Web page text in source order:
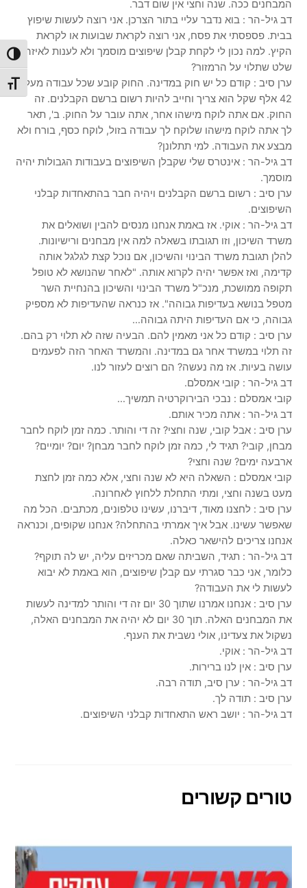
מתג
המבחנים ככה. שנה וחצי אין שום דבר.
דב גיל-הר : בוא נדבר עליי בתור הצרכן. אני רוצה לעשות שיפוץ
בבית. פספסתי את פסח, אני רוצה לקראת שבועות או לקראת
הקיץ. למה נכון לי לקחת קבלן שיפוצים מוסמך ולא לענות לאיזה
שלט שתלוי על הרמזור?
ערן סיב : קודם כל יש חוק במדינה. החוק קובע שכל עבודה מעל
42 אלף שקל הוא צריך וחייב להיות רשום ברשם הקבלנים. זה
החוק. אם אתה לוקח מישהו אחר, אתה עובר על החוק. ב', תאר
לך אתה לוקח מישהו שלוקח לך עבודה בזול, לוקח כסף, בורח ולא
מבצע את העבודה. למי תתלונן?
דב גיל-הר : אינטרס שלי שקבלן השיפוצים בעבודות הגבולות יהיה
מוסמך.
ערן סיב : רשום ברשם הקבלנים ויהיה חבר בהתאחדות קבלני
השיפוצים.
דב גיל-הר : אוקי. אז באמת אנחנו מנסים להבין ושואלים את
משרד השיכון, וזו תגובתו בשאלה למה אין מבחנים ורישיונות.
להלן תגובת משרד הבינוי והשיכון, אם נוכל קצת לגלגל אותה
קדימה, ואז אפשר יהיה לקרוא אותה. "לאחר שהנושא לא טופל
תקופה ממושכת, מנכ"ל משרד הבינוי והשיכון בהנחיית השר
מטפל בנושא בעדיפות גבוהה". אז כנראה שהעדיפות לא מספיק
גבוהה, כי אם העדיפות היתה גבוהה…
ערן סיב : קודם כל אני מאמין להם. הבעיה שזה לא תלוי רק בהם.
זה תלוי במשרד אחר גם במדינה. והמשרד האחר הזה לפעמים
עושה בעיות. אז מה נעשה? הם רוצים לעזור לנו.
דב גיל-הר : קובי אמסלם.
קובי אמסלם : נבכי הבירוקרטיה תמשיך…
דב גיל-הר : אתה מכיר אותם.
ערן סיב : אבל קובי, שנה וחצי? זה די והותר. כמה זמן לוקח לחבר
מבחן, קובי? תגיד לי, כמה זמן לוקח לחבר מבחן? יום? יומיים?
ארבעה ימים? שנה וחצי?
קובי אמסלם : השאלה היא לא שנה וחצי, אלא כמה זמן לחצת
מעט בשנה וחצי, ומתי התחלת ללחוץ לאחרונה.
ערן סיב : לחצנו מאוד, דיברנו, עשינו טלפונים, מכתבים. הכל מה
שאפשר עשינו. אבל איך אמרתי בהתחלה? אנחנו שקופים, וכנראה
אנחנו צריכים להישאר כאלה.
דב גיל-הר : תגיד, השביתה שאם מכריזים עליה, יש לה תוקף?
כלומר, אני כבר סגרתי עם קבלן שיפוצים, הוא באמת לא יבוא
לעשות לי את העבודה?
ערן סיב : אנחנו אמרנו שתוך 30 יום זה די והותר למדינה לעשות
את המבחנים האלה. תוך 30 יום לא יהיה את המבחנים האלה,
נשקול את צעדינו, אולי נשבית את הענף.
דב גיל-הר : אוקי.
ערן סיב : אין לנו ברירות.
דב גיל-הר : ערן סיב, תודה רבה.
ערן סיב : תודה לך.
דב גיל-הר : יושב ראש התאחדות קבלני השיפוצים.
טורים קשורים